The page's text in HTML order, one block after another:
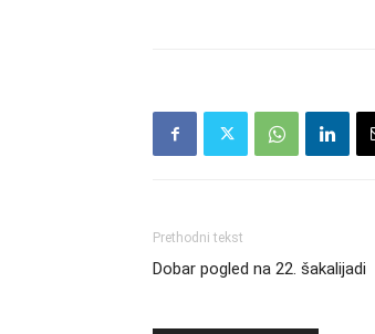
Prethodni tekst
Dobar pogled na 22. šakalijadi